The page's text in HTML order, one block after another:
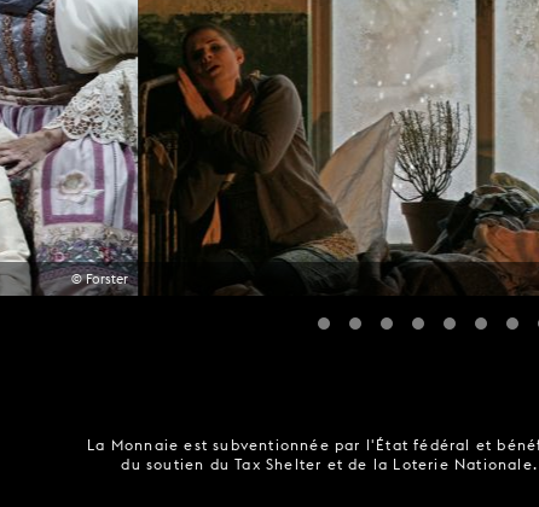
© Forster
La Monnaie est subventionnée par l'État fédéral et
du soutien du Tax Shelter et de la Loterie Nationale.